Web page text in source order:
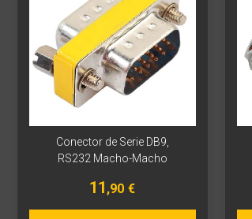
Conector de Serie DB9,
RS232 Macho-Macho
11 ,90 €